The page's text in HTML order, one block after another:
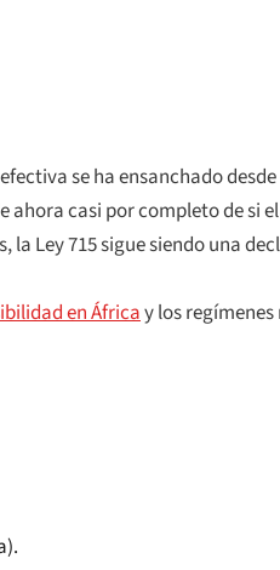
se ha ensanchado
ahora casi por completo de si
Ley 715 sigue siendo una
en Áfricay los